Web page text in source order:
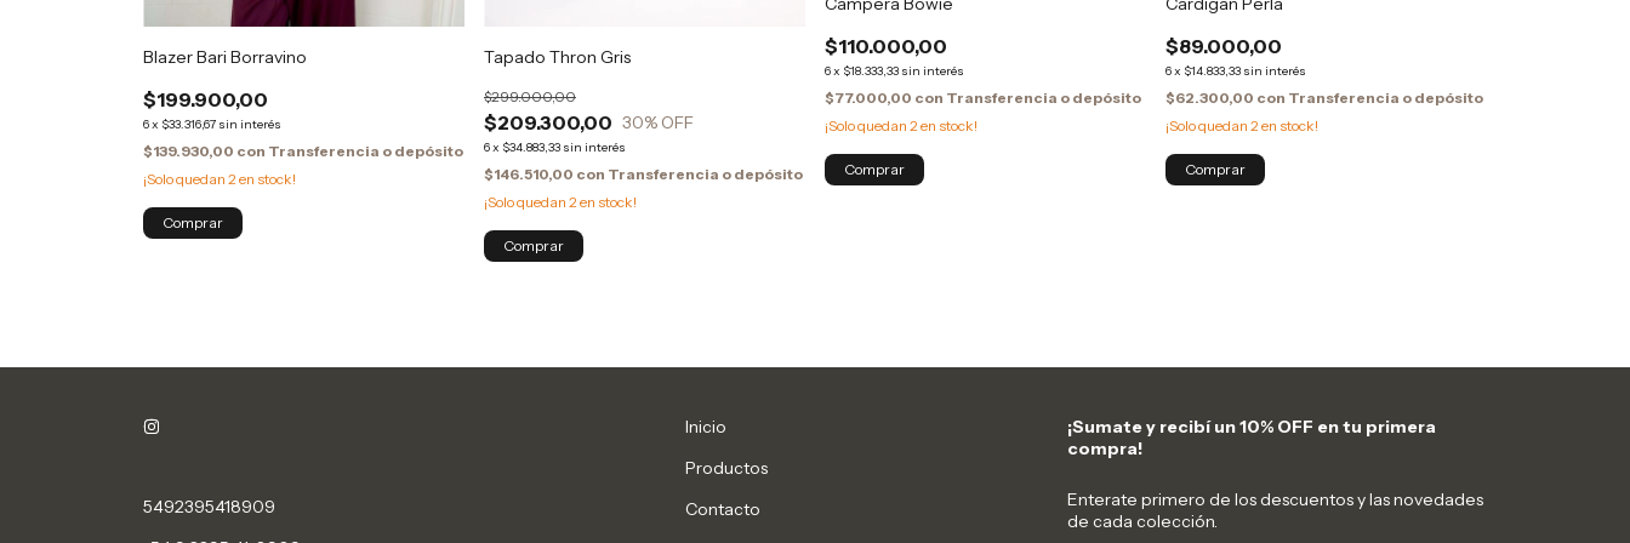
Blazer Bari Borravino
$199.900,00
6x $33.316,67 sin interés
$139.930,00 con Transferencia o depósito
¡Solo quedan 2en stock!
Comprar
Tapado Thron Gris
$209.300,00
$299.000,00
30% OFF
6x $34.883,33 sin interés
$146.510,00 con Transferencia o depósito
¡Solo quedan 2en stock!
$110.000,00
6x $18.333,33 sin interés
$77.000,00 con Transferencia o depósito
¡Solo quedan 2 en stock!
$89.000,00
6x $14.833,33 sin interés
$62.300,00 con Transferencia o depósito
¡Solo quedan 2 en stock!
5492395418909
Inicio
Productos
Contacto
¡Sumate y recibí un 10% OFF en tu primera
compra!
Enterate primero de los descuentos y las novedades
de cada colección.